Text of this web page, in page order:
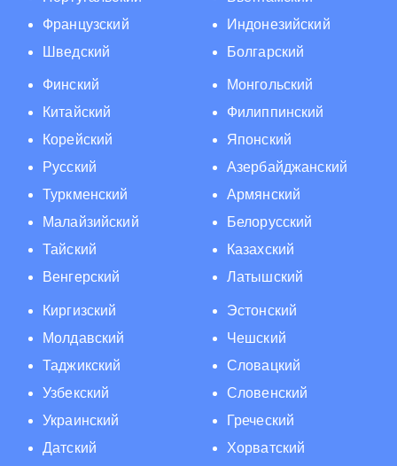
Французский
Шведский
Индонезийский
Болгарский
Финский
Китайский
Корейский
Русский
Туркменский
Малайзийский
Тайский
Венгерский
Монгольский
Филиппинский
Японский
Азербайджанский
Армянский
Белорусский
Казахский
Латышский
Киргизский
Молдавский
Таджикский
Узбекский
Украинский
Датский
Эстонский
Чешский
Словацкий
Словенский
Греческий
Хорватский